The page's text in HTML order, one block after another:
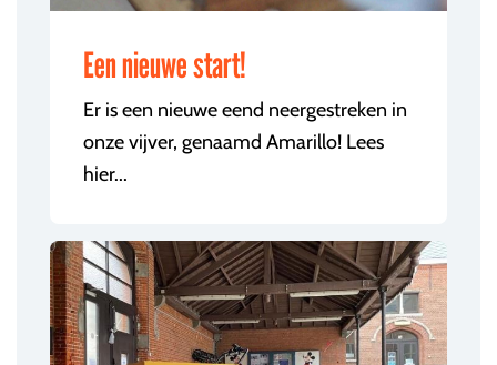
Een nieuwe start!
Er is een nieuwe eend neergestreken in
onze vijver, genaamd Amarillo! Lees
hier...